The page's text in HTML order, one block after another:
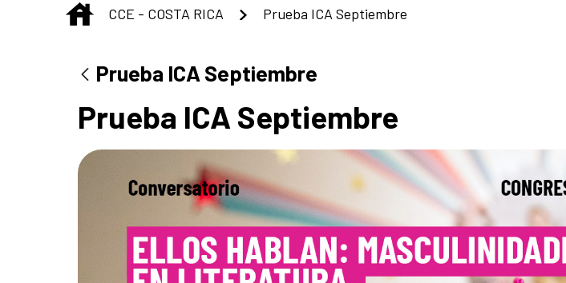
INICIO
CCE - COSTA RICA Prueba ICA Septiembre
Prueba ICA Septiembre
Prueba ICA Septiembre